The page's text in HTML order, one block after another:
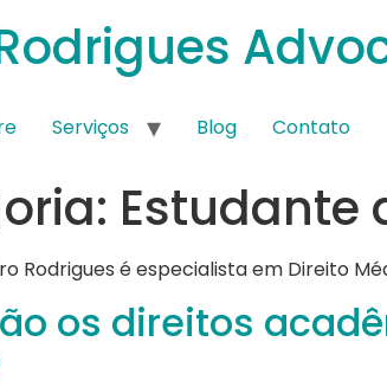
Serviços Blog Contato
Estudante
Rodrigues é especialista em Direito
os direitos